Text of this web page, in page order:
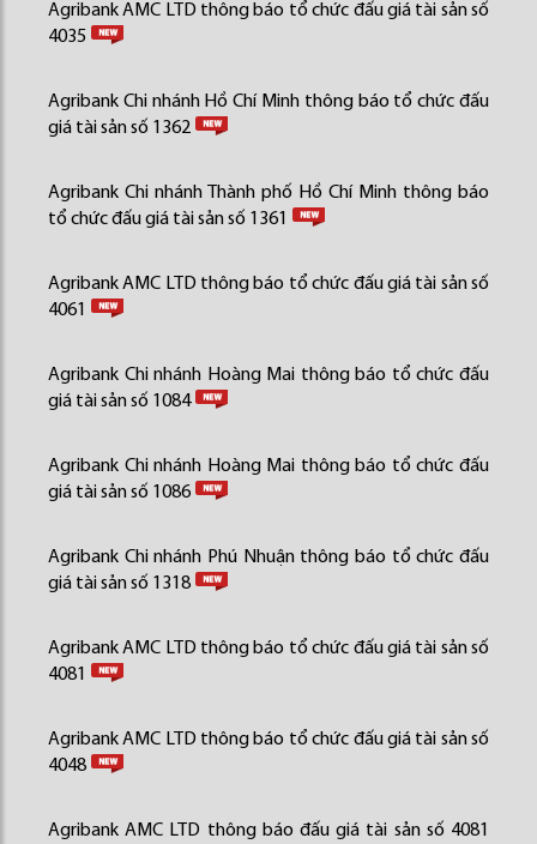
Agribank AMC LTD thông báo tổ chức đấu giá tài sản số
4035
Agribank Chi nhánh Hồ Chí Minh thông báo tổ chức đấu
giá tài sản số 1362
Agribank Chi nhánh Thành phố Hồ Chí Minh thông báo
tổ chức đấu giá tài sản số 1361
Agribank AMC LTD thông báo tổ chức đấu giá tài sản số
4061
Agribank Chi nhánh Hoàng Mai thông báo tổ chức đấu
giá tài sản số 1084
Agribank Chi nhánh Hoàng Mai thông báo tổ chức đấu
giá tài sản số 1086
Agribank Chi nhánh Phú Nhuận thông báo tổ chức đấu
giá tài sản số 1318
Agribank AMC LTD thông báo tổ chức đấu giá tài sản số
4081
Agribank AMC LTD thông báo tổ chức đấu giá tài sản số
4048
Agribank AMC LTD thông báo đấu giá tài sản số 4081